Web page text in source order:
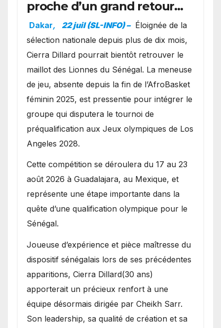
proche d’un grand retour
avec les Lionnes ?
Dakar, 22 juil (SL-INFO) – Éloignée de la
sélection nationale depuis plus de dix mois,
Cierra Dillard pourrait bientôt retrouver le
maillot des Lionnes du Sénégal. La meneuse
de jeu, absente depuis la fin de l’AfroBasket
féminin 2025, est pressentie pour intégrer le
groupe qui disputera le tournoi de
préqualification aux Jeux olympiques de Los
Angeles 2028.
Cette compétition se déroulera du 17 au 23
août 2026 à Guadalajara, au Mexique, et
représente une étape importante dans la
quête d’une qualification olympique pour le
Sénégal.
Joueuse d’expérience et pièce maîtresse du
dispositif sénégalais lors de ses précédentes
apparitions, Cierra Dillard(30 ans)
apporterait un précieux renfort à une
équipe désormais dirigée par Cheikh Sarr.
Son leadership, sa qualité de création et sa